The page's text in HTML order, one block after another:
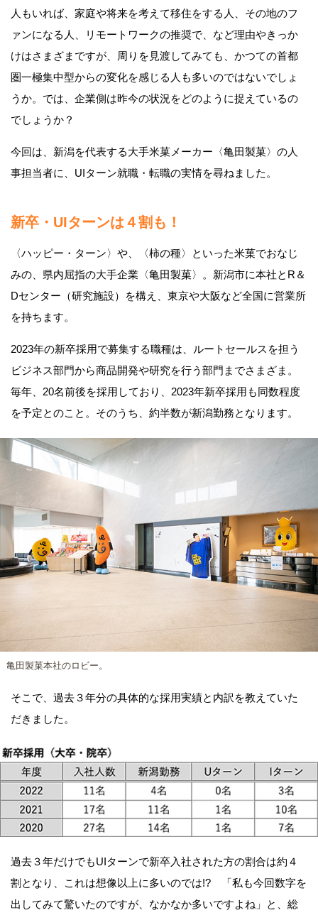
人もいれば、家庭や将来を考えて移住をする人、その地のフ
ァンになる人、リモートワークの推奨で、など理由やきっか
けはさまざまですが、周りを見渡してみても、かつての首都
圏一極集中型からの変化を感じる人も多いのではないでしょ
うか。では、企業側は昨今の状況をどのように捉えているの
でしょうか？
今回は、新潟を代表する大手米菓メーカー〈亀田製菓〉の人
事担当者に、UIターン就職・転職の実情を尋ねました。
新卒・UIターンは４割も！
〈ハッピー・ターン〉や、〈柿の種〉といった米菓でおなじ
みの、県内屈指の大手企業〈亀田製菓〉。新潟市に本社とR＆
Dセンター（研究施設）を構え、東京や大阪など全国に営業所
を持ちます。
2023年の新卒採用で募集する職種は、ルートセールスを担う
ビジネス部門から商品開発や研究を行う部門までさまざま。
毎年、20名前後を採用しており、2023年新卒採用も同数程度
を予定とのこと。そのうち、約半数が新潟勤務となります。
亀田製菓本社のロビー。
そこで、過去３年分の具体的な採用実績と内訳を教えていた
だきました。
過去３年だけでもUIターンで新卒入社された方の割合は約４
割となり、これは想像以上に多いのでは!? 「私も今回数字を
出してみて驚いたのですが、なかなか多いですよね」と、総